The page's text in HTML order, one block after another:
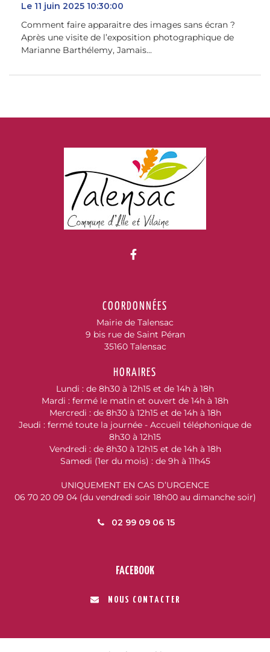
Le 11 juin 2025 10:30:00
Comment faire apparaitre des images sans écran ?
Après une visite de l’exposition photographique de
Marianne Barthélemy, Jamais...
Lien vers le compte
COORDONNÉES
Mairie de Talensac
9 bis rue de Saint Péran
35160 Talensac
HORAIRES
Lundi : de 8h30 à 12h15 et de 14h à 18h
Mardi : fermé le matin et ouvert de 14h à 18h
Mercredi : de 8h30 à 12h15 et de 14h à 18h
Jeudi : fermé toute la journée - Accueil téléphonique de
8h30 à 12h15
Vendredi : de 8h30 à 12h15 et de 14h à 18h
Samedi (1er du mois) : de 9h à 11h45
UNIQUEMENT EN CAS D’URGENCE
06 70 20 09 04 (du vendredi soir 18h00 au dimanche soir)
02 99 09 06 15
FACEBOOK
NOUS CONTACTER